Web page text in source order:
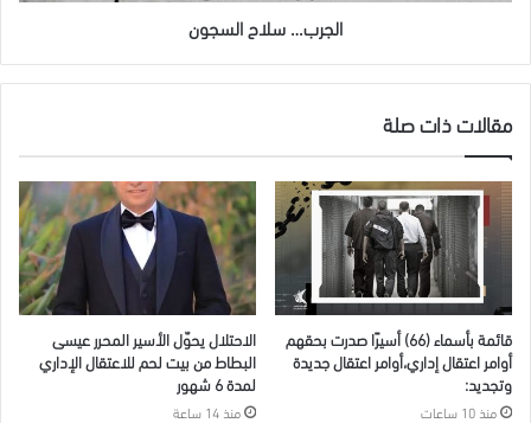
الجرب… سلاح السجون
مقالات ذات صلة
قائمة بأسماء (66) أسيرًا صدرت بحقهم
أوامر اعتقال إداري،أوامر اعتقال جديدة
وتجديد:
منذ 10 ساعات
الاحتلال يحوّل الأسير المحرر عيسى
البطاط من بيت لحم للاعتقال الإداري
لمدة 6 شهور
منذ 14 ساعة